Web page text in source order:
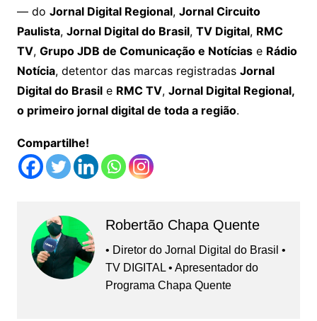
— do Jornal Digital Regional, Jornal Circuito
Paulista, Jornal Digital do Brasil, TV Digital, RMC
TV, Grupo JDB de Comunicação e Notíciase Rádio
Notícia, detentor das marcas registradas Jornal
Digital do Brasile RMC TV, Jornal Digital Regional,
o primeiro jornal digital de toda a região.
Compartilhe!
Robertão Chapa Quente
• Diretor do Jornal Digital do Brasil •
TV DIGITAL • Apresentador do
Programa Chapa Quente